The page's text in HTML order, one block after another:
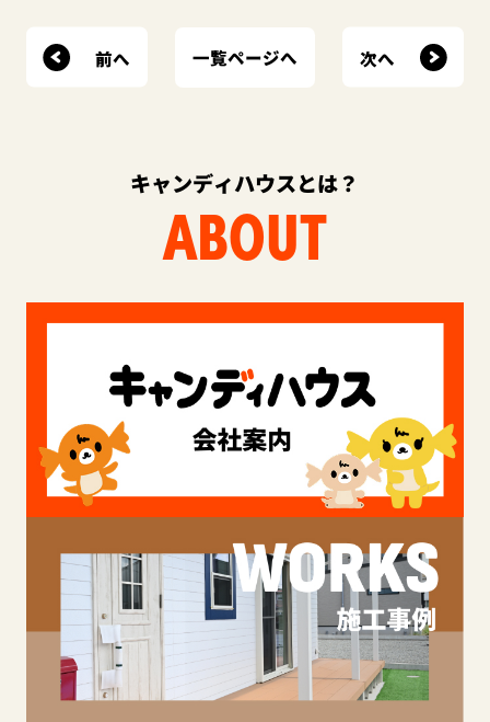
前へ 一覧ページへ 次へ
キャンディハウスとは？
ABOUT